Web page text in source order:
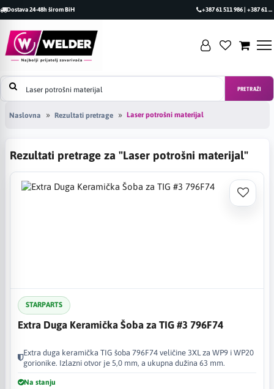
Dostava 24-48h širom BiH +387 61 511 986 | +387 61 493 470
PRETRAŽI
Naslovna Rezultati pretrage Laser potrošni materijal
Rezultati pretrage za "Laser potrošni materijal"
STARPARTS
Extra Duga Keramička Šoba za TIG #3 796F74
Extra duga keramička TIG šoba 796F74 veličine 3XL za WP9 i WP20
gorionike. Izlazni otvor je 5,0 mm, a ukupna dužina 63 mm.
Na stanju